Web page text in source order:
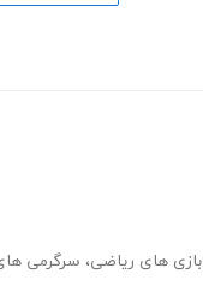
بازی های ریاضی، سرگرمی